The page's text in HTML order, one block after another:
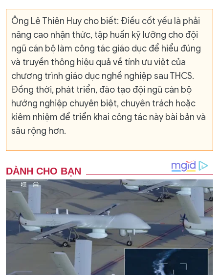
Ông Lê Thiên Huy cho biết: Điều cốt yếu là phải
nâng cao nhận thức, tập huấn kỹ lưỡng cho đội
ngũ cán bộ làm công tác giáo dục để hiểu đúng
và truyền thông hiệu quả về tính ưu việt của
chương trình giáo dục nghề nghiệp sau THCS.
Đồng thời, phát triển, đào tạo đội ngũ cán bộ
hướng nghiệp chuyên biệt, chuyên trách hoặc
kiêm nhiệm để triển khai công tác này bài bản và
sâu rộng hơn.